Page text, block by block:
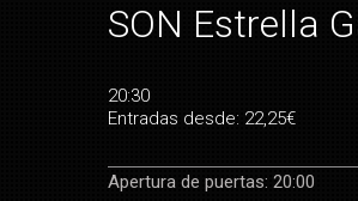
SON Estrella
20:30
Entradas desde: 22,25€
Apertura de puertas: 20:00